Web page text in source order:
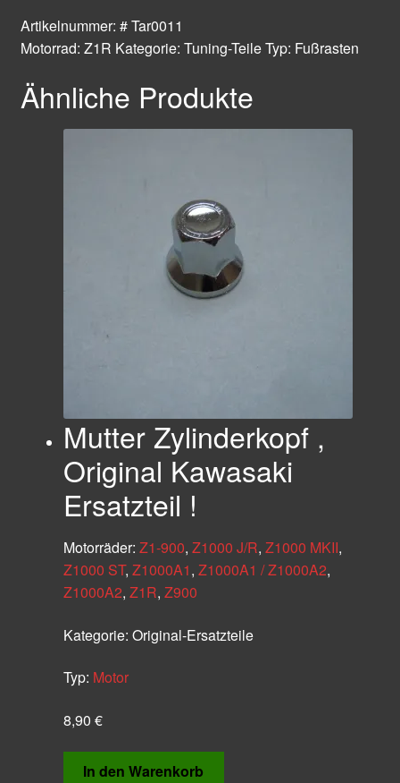
Artikelnummer: # Tar0011
Motorrad: Z1R Kategorie: Tuning-TeileTyp: Fußrasten
Ähnliche Produkte
Mutter Zylinderkopf ,
Original Kawasaki
Ersatzteil !
Motorräder: Z1-900, Z1000 J/R, Z1000 MKII,
Z1000 ST, Z1000A1, Z1000A1 / Z1000A2,
Z1000A2, Z1R, Z900
Kategorie: Original-Ersatzteile
Typ: Motor
8,90 €
In den Warenkorb